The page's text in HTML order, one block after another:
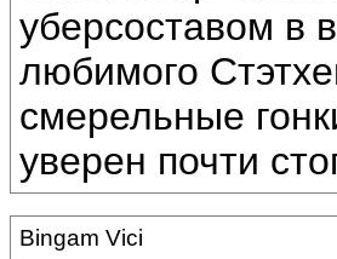
уберсоставом в
любимого
смерельные
уверен почти
Bingam Vici